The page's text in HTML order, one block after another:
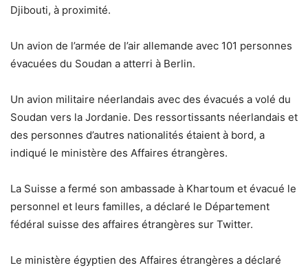
Djibouti, à proximité.
Un avion de l’armée de l’air allemande avec 101 personnes
évacuées du Soudan a atterri à Berlin.
Un avion militaire néerlandais avec des évacués a volé du
Soudan vers la Jordanie. Des ressortissants néerlandais et
des personnes d’autres nationalités étaient à bord, a
indiqué le ministère des Affaires étrangères.
La Suisse a fermé son ambassade à Khartoum et évacué le
personnel et leurs familles, a déclaré le Département
fédéral suisse des affaires étrangères sur Twitter.
Le ministère égyptien des Affaires étrangères a déclaré